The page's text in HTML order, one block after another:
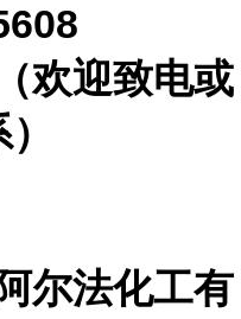
欢迎致电或
尔法化工有